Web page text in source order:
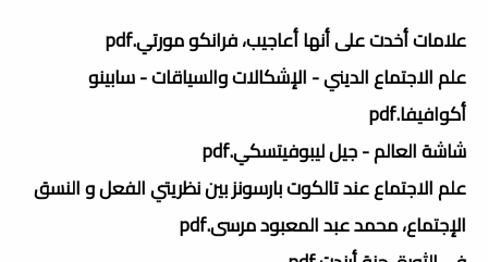
علامات أخدت على أنها أعاجيب، فرانكو مورتي.pdf
علم الاجتماع الديني - الإشكالات والسياقات - سابينو
أكوافيفا.pdf
شاشة العالم - جيل ليبوفيتسكي.pdf
علم الاجتماع عند تالكوت بارسونز بين نظريتي الفعل و النسق
الإجتماع، محمد عبد المعبود مرسى.pdf